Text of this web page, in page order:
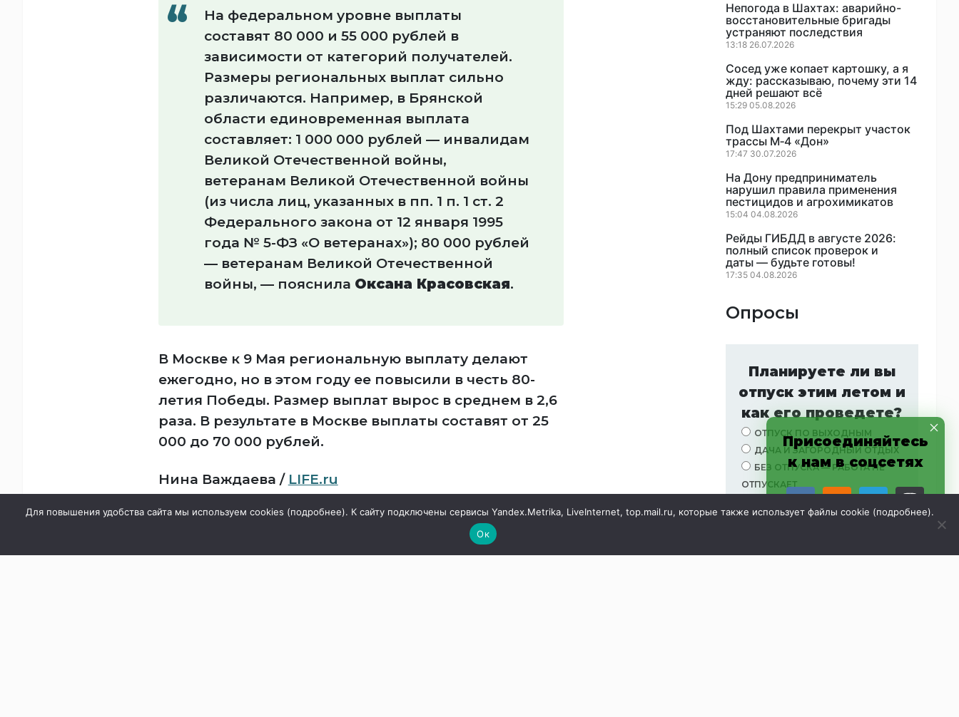
На федеральном уровне выплаты
составят 80 000 и 55 000 рублей в
зависимости от категорий получателей.
Размеры региональных выплат сильно
различаются. Например, в Брянской
области единовременная выплата
составляет: 1 000 000 рублей — инвалидам
Великой Отечественной войны,
ветеранам Великой Отечественной войны
(из числа лиц, указанных в пп. 1 п. 1 ст. 2
Федерального закона от 12 января 1995
года № 5-ФЗ «О ветеранах»); 80 000 рублей
— ветеранам Великой Отечественной
войны, — пояснила Оксана Красовская.
В Москве к 9 Мая региональную выплату делают
ежегодно, но в этом году ее повысили в честь 80-
летия Победы. Размер выплат вырос в среднем в 2,6
раза. В результате в Москве выплаты составят от 25
000 до 70 000 рублей.
Нина Важдаева / LIFE.ru
Непогода в Шахтах: аварийно-
восстановительные бригады
устраняют последствия
13:18 26.07.2026
Сосед уже копает картошку, а я
жду: рассказываю, почему эти 14
дней решают всё
15:29 05.08.2026
Под Шахтами перекрыт участок
трассы М‑4 «Дон»
17:47 30.07.2026
На Дону предприниматель
нарушил правила применения
пестицидов и агрохимикатов
15:04 04.08.2026
Рейды ГИБДД в августе 2026:
полный список проверок и
даты — будьте готовы!
17:35 04.08.2026
Опросы
Планируете ли вы
отпуск этим летом и
как его проведете?
ОТПУСК ПО ВЫХОДНЫМ
ДАЧА И ЗАГОРОДНЫЙ ОТДЫХ
БЕЗ ОТПУСКА — РАБОТА НЕ
ОТПУСКАЕТ
ДОМАШНИЙ ОТДЫХ
НЕ РЕШИЛ(А)
Для повышения удобства сайта мы используем cookies (подробнее). К сайту подключены сервисы Yandex.Metrika, LiveInternet, top.mail.ru, которые также использует файлы cookie (подробнее).
Ок
Присоединяйтесь
к нам в соцсетях